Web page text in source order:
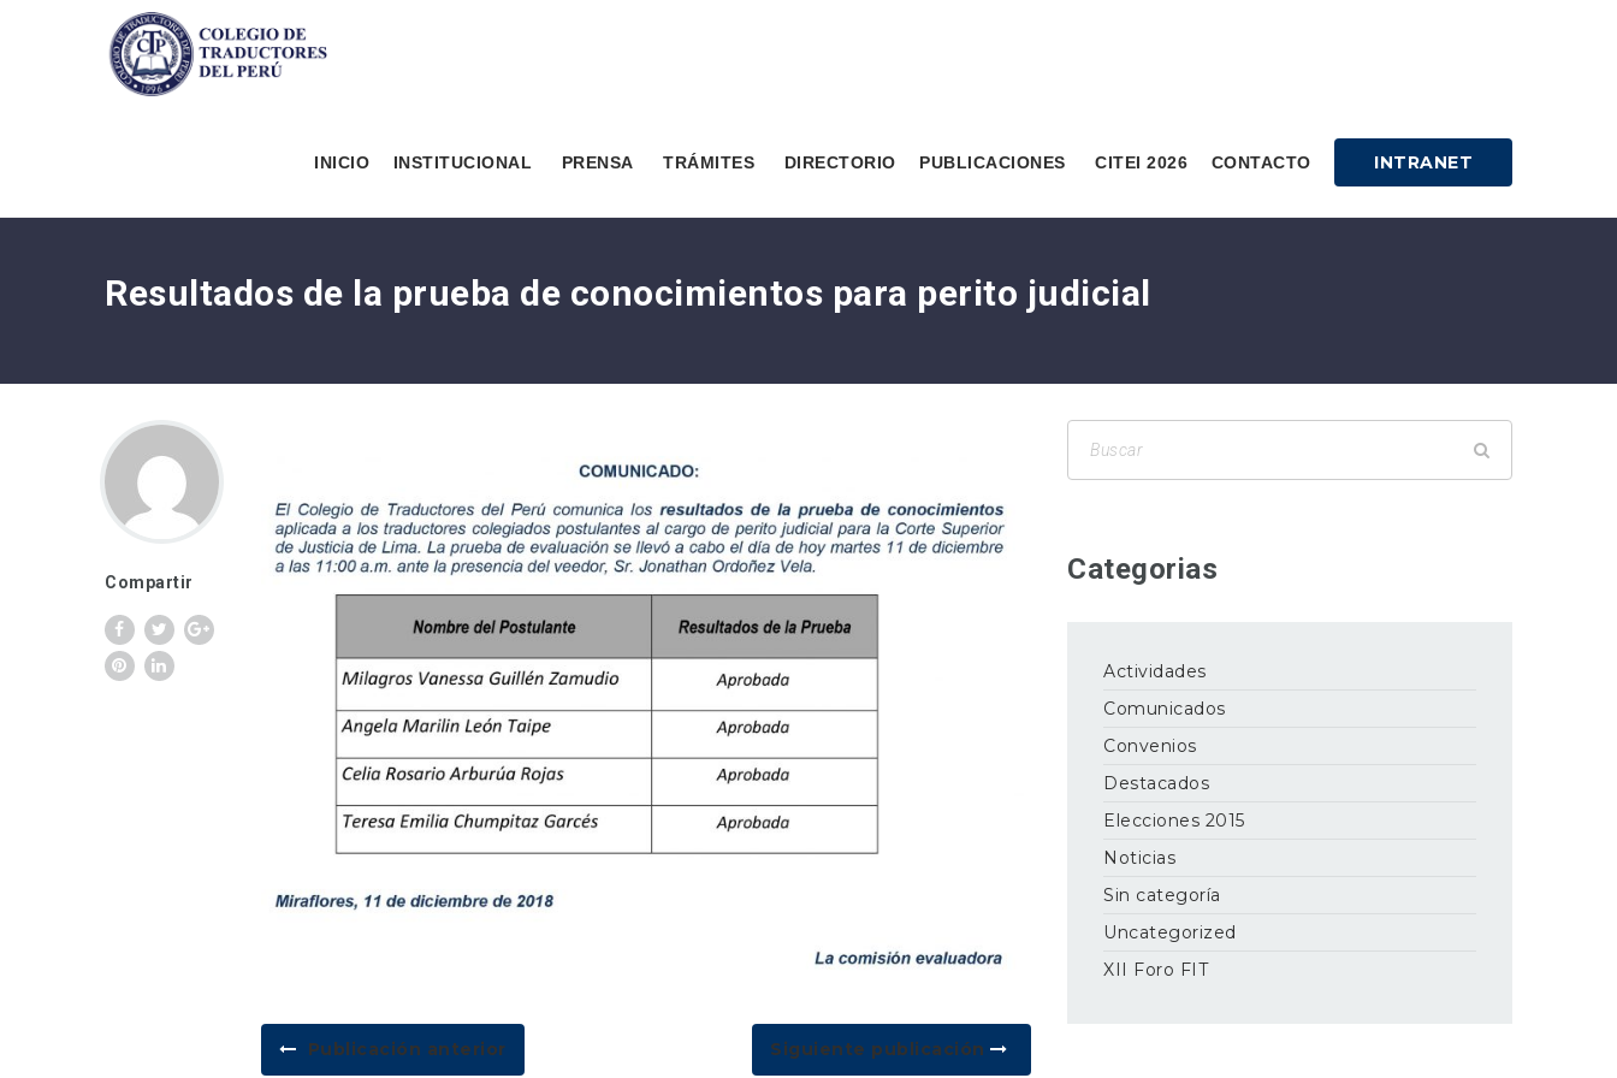
INICIO INSTITUCIONAL PRENSA TRÁMITES DIRECTORIO PUBLICACIONES CITEI 2026 CONTACTO INTRANET
Resultados de la prueba de conocimientos para perito judicial
Compartir
Publicación anterior Siguiente publicación
Categorias
Actividades
Comunicados
Convenios
Destacados
Elecciones 2015
Noticias
Sin categoría
Uncategorized
XII Foro FIT